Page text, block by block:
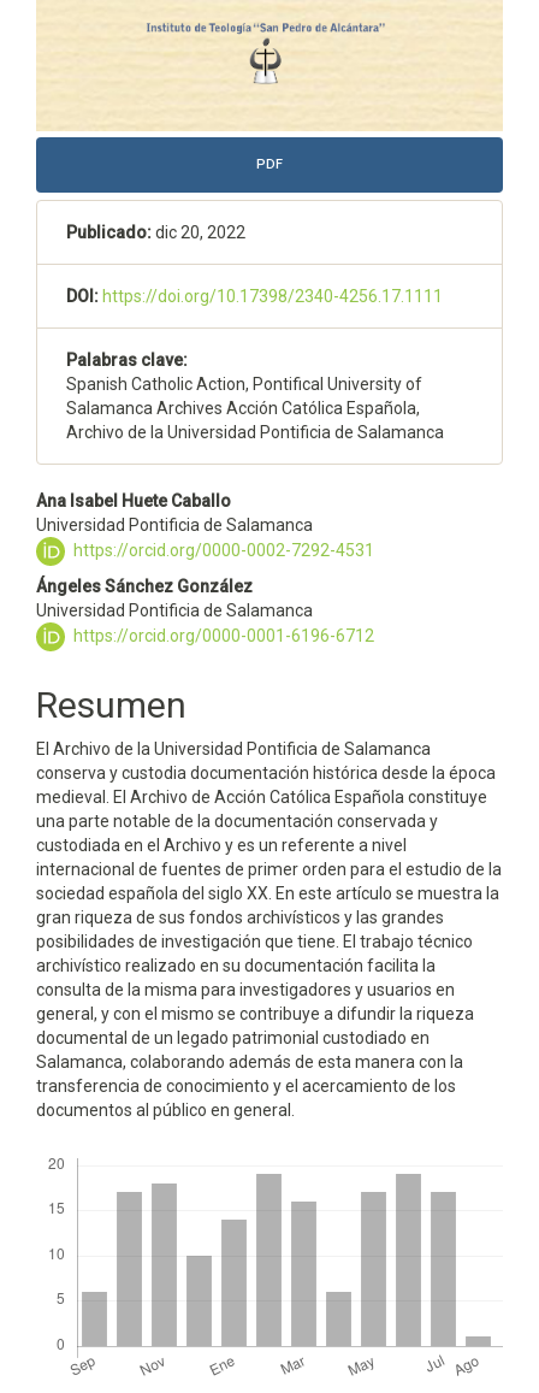
PDF
Publicado:dic 20, 2022
DOI: https://doi.org/10.17398/2340-4256.17.1111
Palabras clave:
Spanish Catholic Action, Pontifical University of
Salamanca Archives Acción Católica Española,
Archivo de la Universidad Pontificia de Salamanca
Contenido
principal
del
artículo
Ana Isabel Huete Caballo
Universidad Pontificia de Salamanca
https://orcid.org/0000-0002-7292-4531
Ángeles Sánchez González
Universidad Pontificia de Salamanca
https://orcid.org/0000-0001-6196-6712
Resumen
El Archivo de la Universidad Pontificia de Salamanca
conserva y custodia documentación histórica desde la época
medieval. El Archivo de Acción Católica Española constituye
una parte notable de la documentación conservada y
custodiada en el Archivo y es un referente a nivel
internacional de fuentes de primer orden para el estudio de la
sociedad española del siglo XX. En este artículo se muestra la
gran riqueza de sus fondos archivísticos y las grandes
posibilidades de investigación que tiene. El trabajo técnico
archivístico realizado en su documentación facilita la
consulta de la misma para investigadores y usuarios en
general, y con el mismo se contribuye a difundir la riqueza
documental de un legado patrimonial custodiado en
Salamanca, colaborando además de esta manera con la
transferencia de conocimiento y el acercamiento de los
documentos al público en general.